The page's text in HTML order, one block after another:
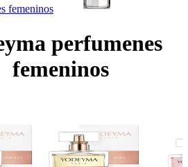
femeninos
perfumenes
femeninos